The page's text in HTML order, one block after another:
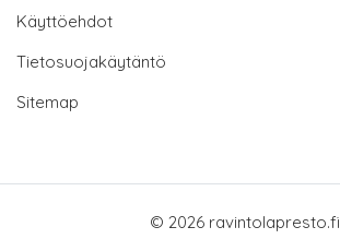
Käyttöehdot
Tietosuojakäytäntö
Sitemap
© 2026 ravintolapresto.fi